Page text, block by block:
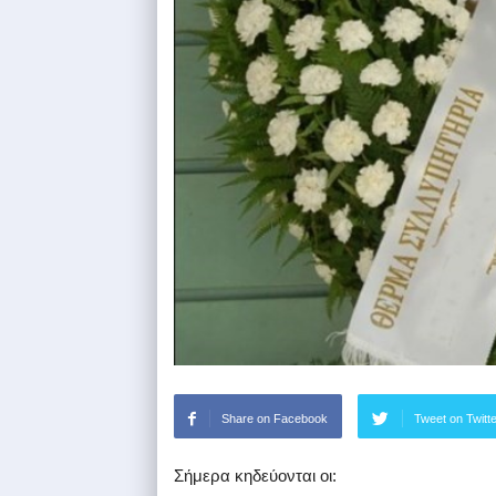
Share on Facebook Tweet on
Σήμερα κηδεύονται οι: